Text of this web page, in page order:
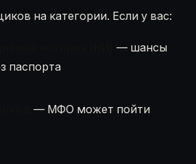
на категории. Если у вас:
— шансы
паспорта
— МФО может пойти